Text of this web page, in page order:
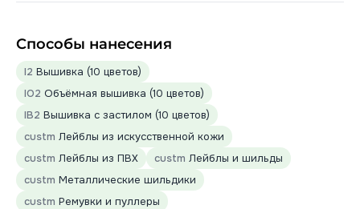
Способы нанесения
I2 Вышивка (10 цветов)
IO2 Объёмная вышивка (10 цветов)
IB2 Вышивка с застилом (10 цветов)
custm Лейблы из искусственной кожи
custm Лейблы из ПВХ custm Лейблы и шильды
custm Металлические шильдики
custm Ремувки и пуллеры